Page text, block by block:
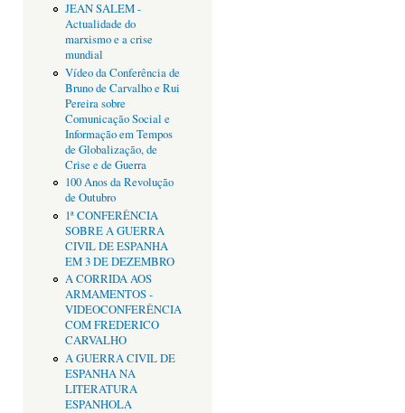
JEAN SALEM -
Actualidade do
marxismo e a crise
mundial
Vídeo da Conferência de
Bruno de Carvalho e Rui
Pereira sobre
Comunicação Social e
Informação em Tempos
de Globalização, de
Crise e de Guerra
100 Anos da Revolução
de Outubro
1ª CONFERÊNCIA
SOBRE A GUERRA
CIVIL DE ESPANHA
EM 3 DE DEZEMBRO
A CORRIDA AOS
ARMAMENTOS -
VIDEOCONFERÊNCIA
COM FREDERICO
CARVALHO
A GUERRA CIVIL DE
ESPANHA NA
LITERATURA
ESPANHOLA